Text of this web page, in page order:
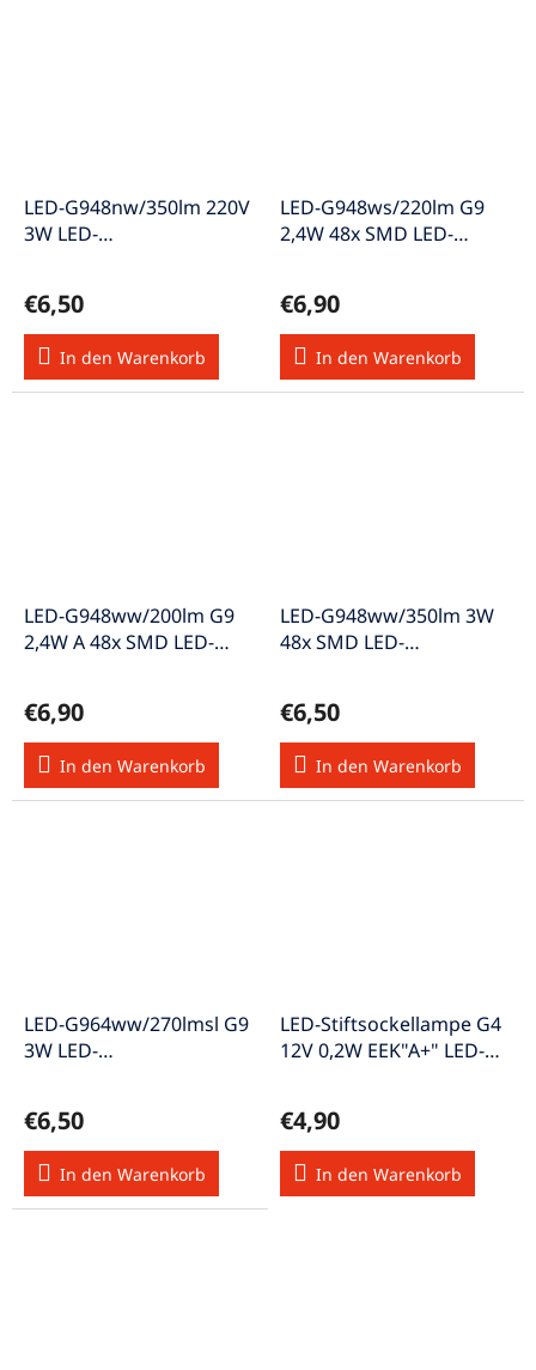
LED-G948nw/350lm 220V
3W LED-
€6,50
In den Warenkorb
LED-G948ws/220lm G9
2,4W 48x SMD LED-
€6,90
In den Warenkorb
LED-G948ww/200lm G9
2,4W A 48x SMD LED-
€6,90
In den Warenkorb
LED-G948ww/350lm 3W
48x SMD LED-
€6,50
In den Warenkorb
LED-G964ww/270lmsl G9
3W LED-
€6,50
In den Warenkorb
LED-Stiftsockellampe G4
12V 0,2W EEK"A+" LED-
€4,90
In den Warenkorb